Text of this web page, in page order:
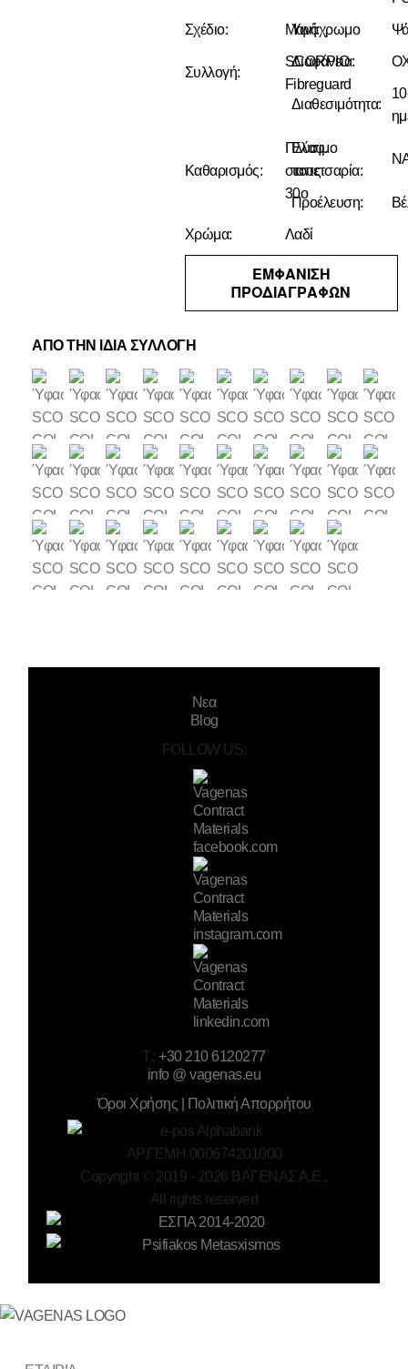
Σχέδιο: Μονόχρωμο
Υφή:
Συλλογή:
SCORPIO
Fibreguard
Διαφάνεια:
Διαθεσιμότητα:
Καθαρισμός:
Πλύσιμο
στους
30ο
Ελαφ.
ταπετσαρία:
Προέλευση:
Χρώμα: Λαδί
ΕΜΦΑΝΙΣΗ
ΠΡΟΔΙΑΓΡΑΦΩΝ
ΑΠΟ ΤΗΝ ΙΔΙΑ ΣΥΛΛΟΓΗ
Νεα
Blog
FOLLOW US:
T.:+30 210 6120277
info @ vagenas.eu
Όροι Χρήσης | Πολιτική Απορρήτου
ΑΡ.ΓΕΜΗ 000674201000
Copyright © 2019 - 2026 ΒΑΓΕΝΑΣ Α.Ε.,
All rights reserved